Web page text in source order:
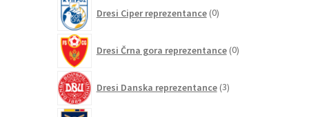
Dresi Ciper reprezentance 0izdelkov
Dresi Črna gora reprezentance 0izdelkov
Dresi Danska reprezentance 3izdelki